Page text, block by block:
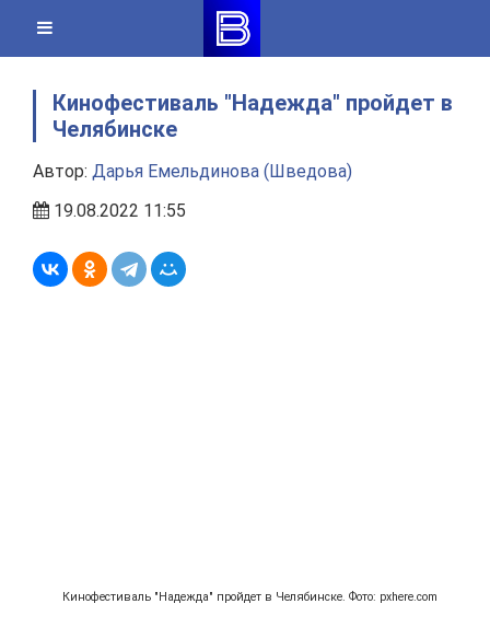
content
Кинофестиваль "Надежда" пройдет в
Челябинске
Автор: Дарья Емельдинова (Шведова)
19.08.2022 11:55
Кинофестиваль "Надежда" пройдет в Челябинске. Фото: pxhere.com